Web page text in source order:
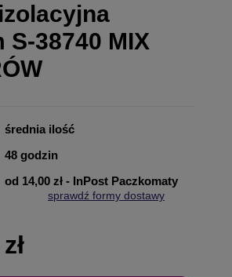
S-38740 MIX
średnia ilość
48 godzin
od 14,00 zł - InPost Paczkomaty
sprawdź formy dostawy